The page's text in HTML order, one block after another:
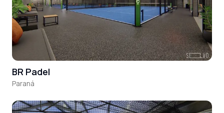
BR Padel
Paraná